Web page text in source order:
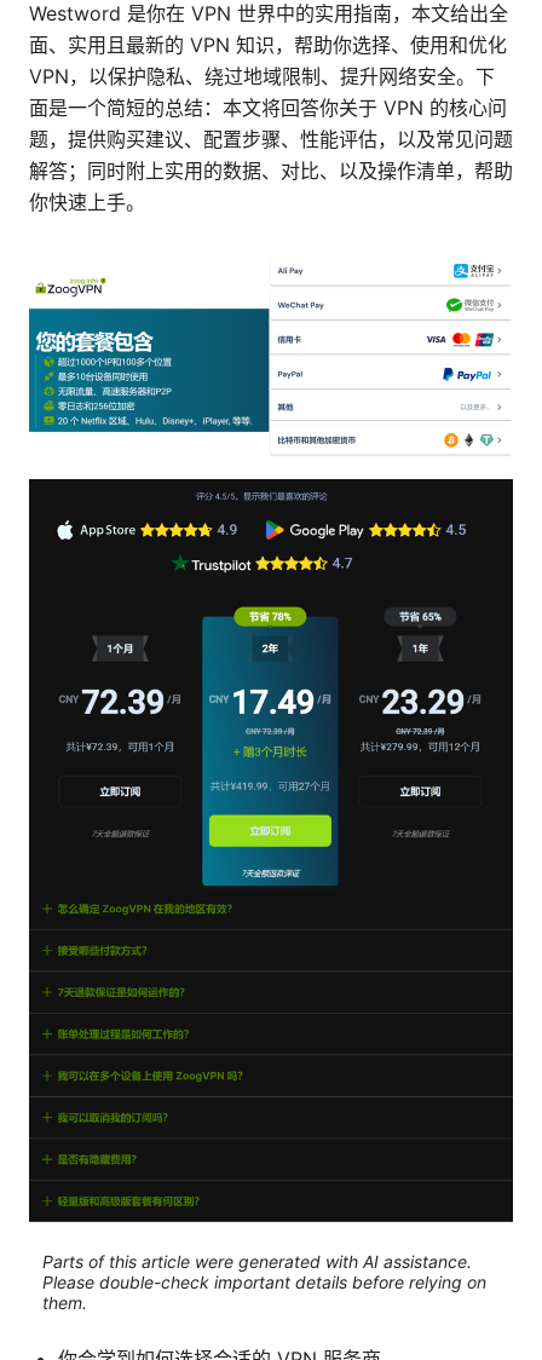
Westword 是你在 VPN 世界中的实用指南，本文给出全
面、实用且最新的 VPN 知识，帮助你选择、使用和优化
VPN，以保护隐私、绕过地域限制、提升网络安全。下
面是一个简短的总结：本文将回答你关于 VPN 的核心问
题，提供购买建议、配置步骤、性能评估，以及常见问题
解答；同时附上实用的数据、对比、以及操作清单，帮助
你快速上手。
Parts of this article were generated with AI assistance.
Please double-check important details before relying on
them.